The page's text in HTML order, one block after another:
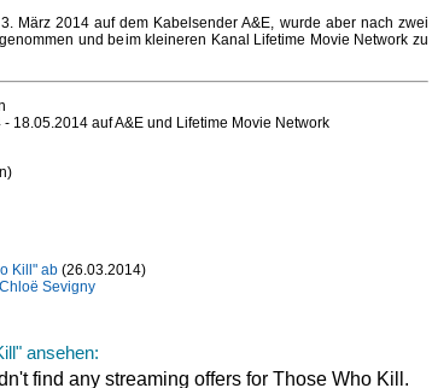
März 2014 auf dem Kabelsender A&E, wurde aber nach zwei
und beim kleineren Kanal Lifetime Movie Network zu
18.05.2014 auf A&E und Lifetime Movie Network
Kill" ab (26.03.2014)
Sevigny
ansehen: